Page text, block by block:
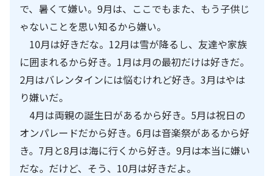
で、暑くて嫌い。 9月は、ここでもまた、もう子供じ
ゃないことを思い知るから嫌い。
10月は好きだな。 12月は雪が降るし、友達や家族
に囲まれるから好き。 1月は月の最初だけは好きだ。
2月はバレンタインには悩むけれど好き。 3月はやは
り嫌いだ。
4月は両親の誕生日があるから好き。 5月は祝日の
オンパレードだから好き。 6月は音楽祭があるから好
き。 7月と8月は海に行くから好き。 9月は本当に嫌い
だな。だけど、そう、 10月は好きだよ。